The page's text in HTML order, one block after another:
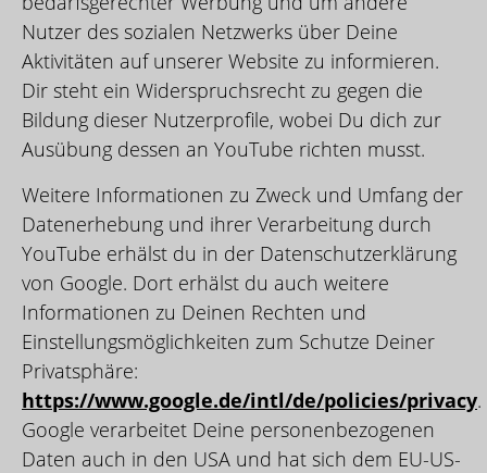
Nutzer des sozialen Netzwerks über Deine
Aktivitäten auf unserer Website zu informieren.
Dir steht ein Widerspruchsrecht zu gegen die
Bildung dieser Nutzerprofile, wobei Du dich zur
Ausübung dessen an YouTube richten musst.
Weitere Informationen zu Zweck und Umfang der
Datenerhebung und ihrer Verarbeitung durch
YouTube erhälst du in der Datenschutzerklärung
von Google. Dort erhälst du auch weitere
Informationen zu Deinen Rechten und
Einstellungsmöglichkeiten zum Schutze Deiner
Privatsphäre:
https://www.google.de/intl/de/policies/privacy.
Google verarbeitet Deine personenbezogenen
Daten auch in den USA und hat sich dem EU-US-